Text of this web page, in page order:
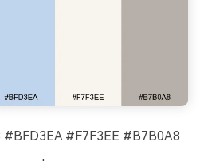
#F7F3EE #B7B0A8